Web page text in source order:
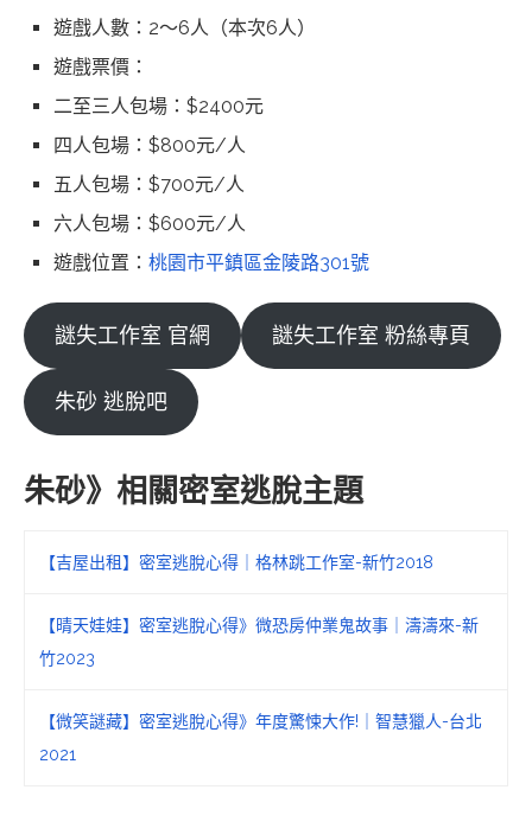
遊戲人數：2～6人（本次6人）
遊戲票價：
二至三人包場：$2400元
四人包場：$800元/人
五人包場：$700元/人
六人包場：$600元/人
遊戲位置： 桃園市平鎮區金陵路301號
謎失工作室 官網 謎失工作室 粉絲專頁
朱砂 逃脫吧
朱砂》相關密室逃脫主題
【吉屋出租】密室逃脫心得｜格林跳工作室-新竹2018
【晴天娃娃】密室逃脫心得》微恐房仲業鬼故事｜濤濤來-新
竹2023
【微笑謎藏】密室逃脫心得》年度驚悚大作!｜智慧獵人-台北
2021